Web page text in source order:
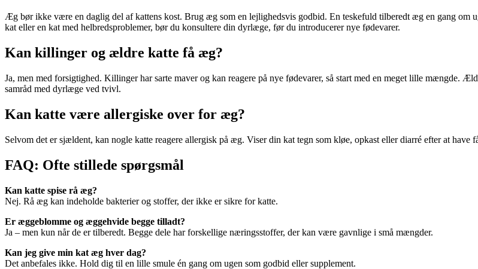
Æg bør ikke være en daglig del af kattens kost. Brug æg som en lejlighedsvis godbid. En teskefuld tilberedt æg en gang om
kat eller en kat med helbredsproblemer, bør du konsultere din dyrlæge, før du introducerer nye fødevarer.
Kan killinger og ældre katte få æg?
Ja, men med forsigtighed. Killinger har sarte maver og kan reagere på nye fødevarer, så start med en meget lille mængde.
samråd med dyrlæge ved tvivl.
Kan katte være allergiske over for æg?
Selvom det er sjældent, kan nogle katte reagere allergisk på æg. Viser din kat tegn som kløe, opkast eller diarré efter at
FAQ: Ofte stillede spørgsmål
Kan katte spise rå æg?
Nej. Rå æg kan indeholde bakterier og stoffer, der ikke er sikre for katte.
Er æggeblomme og æggehvide begge tilladt?
Ja – men kun når de er tilberedt. Begge dele har forskellige næringsstoffer, der kan være gavnlige i små mængder.
Kan jeg give min kat æg hver dag?
Det anbefales ikke. Hold dig til en lille smule én gang om ugen som godbid eller supplement.